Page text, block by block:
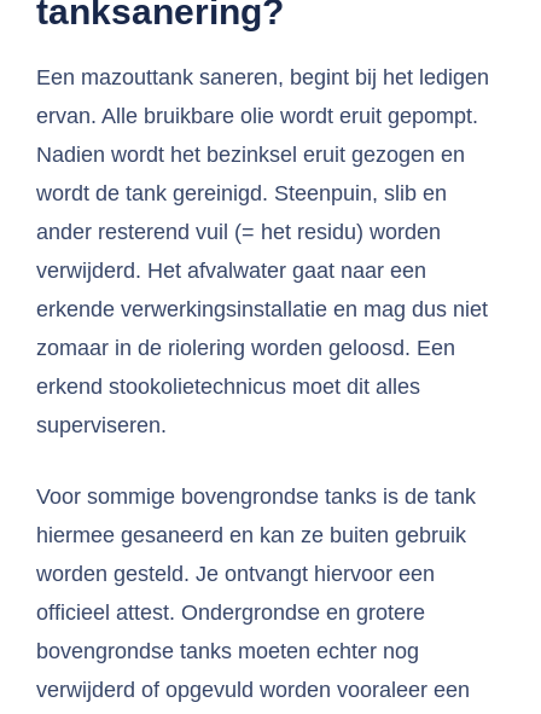
tanksanering?
Een mazouttank saneren, begint bij het ledigen
ervan. Alle bruikbare olie wordt eruit gepompt.
Nadien wordt het bezinksel eruit gezogen en
wordt de tank gereinigd. Steenpuin, slib en
ander resterend vuil (= het residu) worden
verwijderd. Het afvalwater gaat naar een
erkende verwerkingsinstallatie en mag dus niet
zomaar in de riolering worden geloosd. Een
erkend stookolietechnicus moet dit alles
superviseren.
Voor sommige bovengrondse tanks is de tank
hiermee gesaneerd en kan ze buiten gebruik
worden gesteld. Je ontvangt hiervoor een
officieel attest. Ondergrondse en grotere
bovengrondse tanks moeten echter nog
verwijderd of opgevuld worden vooraleer een